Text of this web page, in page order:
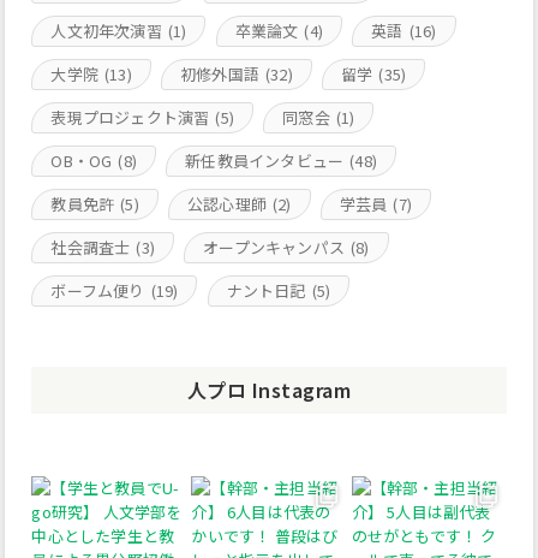
人文初年次演習 (1) 卒業論文 (4) 英語 (16)
大学院 (13) 初修外国語 (32) 留学 (35)
表現プロジェクト演習 (5) 同窓会 (1)
OB・OG (8) 新任教員インタビュー (48)
教員免許 (5) 公認心理師 (2) 学芸員 (7)
社会調査士 (3) オープンキャンパス (8)
ボーフム便り (19) ナント日記 (5)
人プロ Instagram